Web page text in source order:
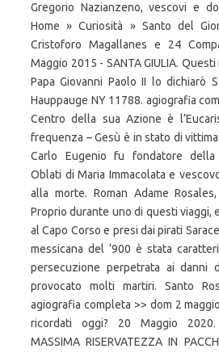
Gregorio Nazianzeno, vescovi e
Home » Curiosità » Santo del
Cristoforo Magallanes e 24
Maggio 2015 - SANTA GIULIA.
Papa Giovanni Paolo II lo dichiarò
Hauppauge NY 11788. agiografia
Centro della sua Azione è
frequenza – Gesù è in stato di
Carlo Eugenio fu fondatore della
Oblati di Maria Immacolata e
alla morte. Roman Adame
Proprio durante uno di questi viaggi,
al Capo Corso e presi dai pirati
messicana del ‘900 è stata
persecuzione perpetrata ai danni
provocato molti martiri. Santo
agiografia completa >> dom 2
ricordati oggi? 20 Maggio
MASSIMA RISERVATEZZA IN